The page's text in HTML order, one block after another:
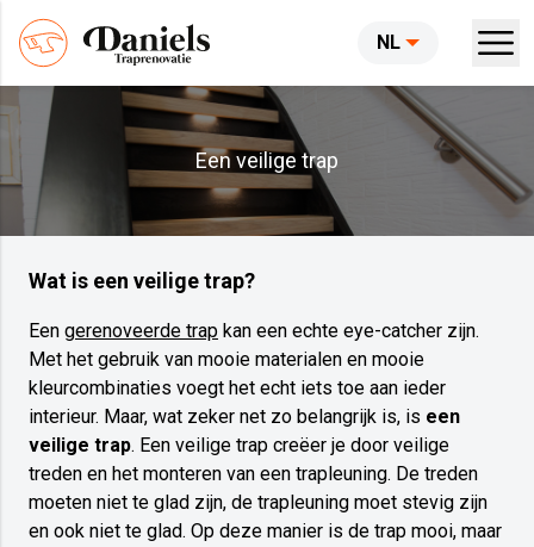
NL
Een veilige trap
Wat is een veilige trap?
Een gerenoveerde trap kan een echte eye-catcher zijn.
Met het gebruik van mooie materialen en mooie
kleurcombinaties voegt het echt iets toe aan ieder
interieur. Maar, wat zeker net zo belangrijk is, is een
veilige trap. Een veilige trap creëer je door veilige
treden en het monteren van een trapleuning. De treden
moeten niet te glad zijn, de trapleuning moet stevig zijn
en ook niet te glad. Op deze manier is de trap mooi, maar